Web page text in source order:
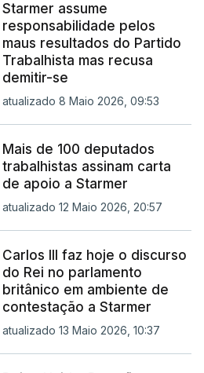
Starmer assume
responsabilidade pelos
maus resultados do Partido
Trabalhista mas recusa
demitir-se
atualizado 8 Maio 2026, 09:53
Mais de 100 deputados
trabalhistas assinam carta
de apoio a Starmer
atualizado 12 Maio 2026, 20:57
Carlos III faz hoje o discurso
do Rei no parlamento
britânico em ambiente de
contestação a Starmer
atualizado 13 Maio 2026, 10:37